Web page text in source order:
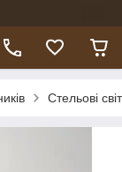
Стельові